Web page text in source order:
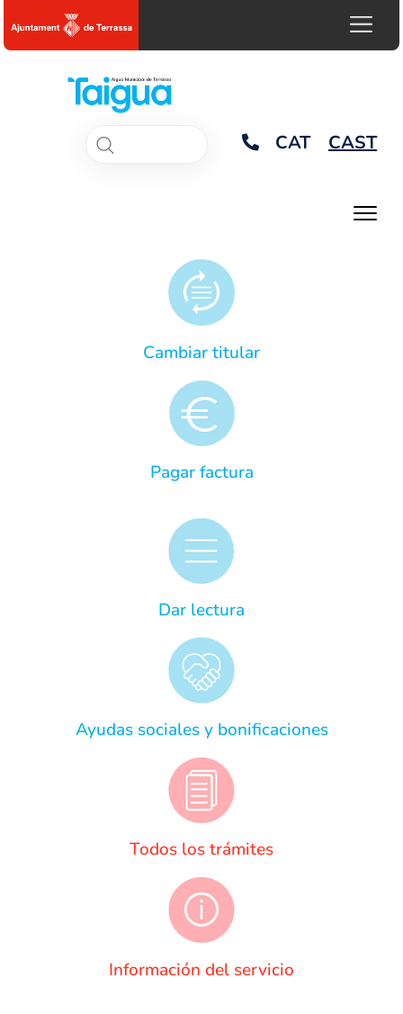
CAT CAST
Cambiar titular
Pagar factura
Dar lectura
Ayudas sociales y bonificaciones
Todos los trámites
Información del servicio